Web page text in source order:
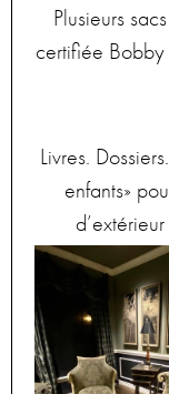
Plusieurs
certifiée
Livres.
enfants»